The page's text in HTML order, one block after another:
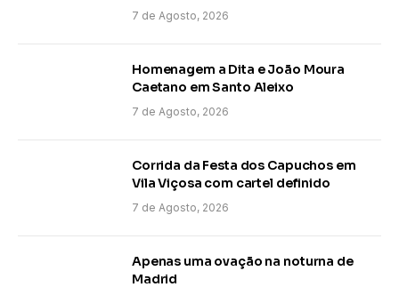
7 de Agosto, 2026
Homenagem a Dita e João Moura
Caetano em Santo Aleixo
7 de Agosto, 2026
Corrida da Festa dos Capuchos em
Vila Viçosa com cartel definido
7 de Agosto, 2026
Apenas uma ovação na noturna de
Madrid